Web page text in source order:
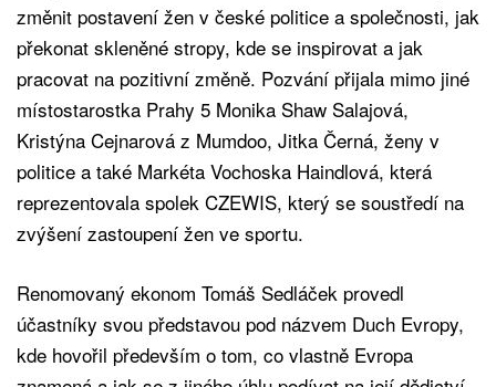
změnit postavení žen v české politice a společnosti, jak
překonat skleněné stropy, kde se inspirovat a jak
pracovat na pozitivní změně. Pozvání přijala mimo jiné
místostarostka Prahy 5 Monika Shaw Salajová,
Kristýna Cejnarová z Mumdoo, Jitka Černá, ženy v
politice a také Markéta Vochoska Haindlová, která
reprezentovala spolek CZEWIS, který se soustředí na
zvýšení zastoupení žen ve sportu.
Renomovaný ekonom Tomáš Sedláček provedl
účastníky svou představou pod názvem Duch Evropy,
kde hovořil především o tom, co vlastně Evropa